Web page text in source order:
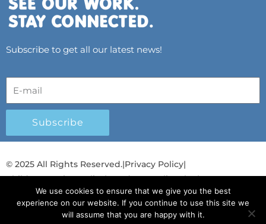
Subscribe to get all our latest news!
Subscribe
© 2025 All Rights Reserved.|Privacy Policy|
Child Protection Policy|Gender Equality Plan|
Λογοδοσία και Διαφάνεια
T Y I S T
We use cookies to ensure that we give you the best
experience on our website. If you continue to use this site we
will assume that you are happy with it.